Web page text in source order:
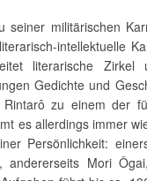
seiner militärischen
intellektuelle
literarische Zirkel
Gedichte und
zu einem der
es allerdings immer
Persönlichkeit:
andererseits Mori